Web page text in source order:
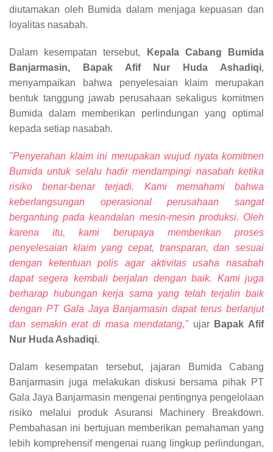
diutamakan oleh Bumida dalam menjaga kepuasan dan
loyalitas nasabah.
Dalam kesempatan tersebut,
Kepala Cabang Bumida
Banjarmasin, Bapak Afif Nur Huda Ashadiqi,
menyampaikan bahwa penyelesaian klaim merupakan
bentuk tanggung jawab perusahaan sekaligus komitmen
Bumida dalam memberikan perlindungan yang optimal
kepada setiap nasabah.
"Penyerahan klaim ini merupakan wujud nyata komitmen
Bumida untuk selalu hadir mendampingi nasabah ketika
risiko benar-benar terjadi. Kami memahami bahwa
keberlangsungan operasional perusahaan sangat
bergantung pada keandalan mesin-mesin produksi. Oleh
karena itu, kami berupaya memberikan proses
penyelesaian klaim yang cepat, transparan, dan sesuai
dengan ketentuan polis agar aktivitas usaha nasabah
dapat segera kembali berjalan dengan baik. Kami juga
berharap hubungan kerja sama yang telah terjalin baik
dengan PT Gala Jaya Banjarmasin dapat terus berlanjut
dan semakin erat di masa mendatang,"ujar Bapak Afif
Nur Huda Ashadiqi.
Dalam kesempatan tersebut, jajaran Bumida Cabang
Banjarmasin juga melakukan diskusi bersama pihak PT
Gala Jaya Banjarmasin mengenai pentingnya pengelolaan
risiko melalui produk Asuransi Machinery Breakdown.
Pembahasan ini bertujuan memberikan pemahaman yang
lebih komprehensif mengenai ruang lingkup perlindungan,